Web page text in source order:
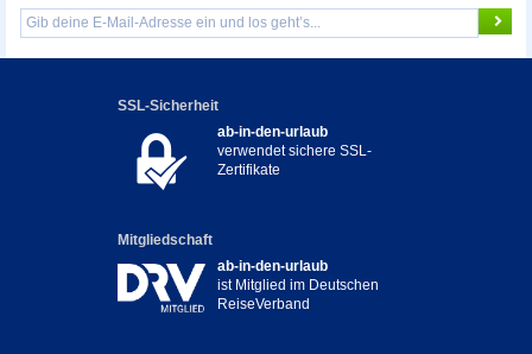
SSL-Sicherheit
ab-in-den-urlaub
verwendet sichere SSL-
Zertifikate
Mitgliedschaft
ab-in-den-urlaub
ist Mitglied im Deutschen
ReiseVerband